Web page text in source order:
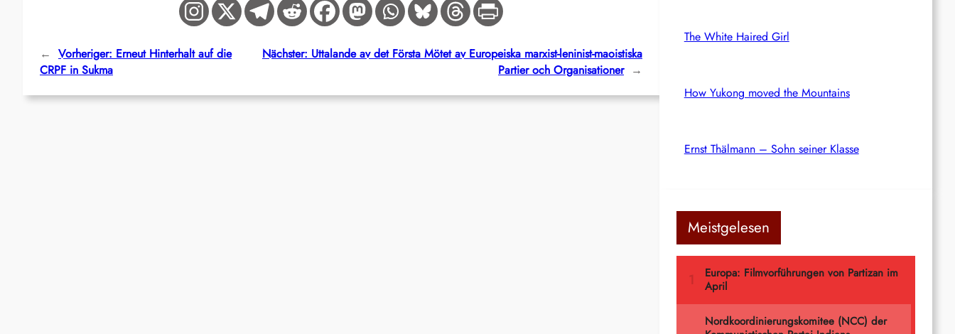
← Vorheriger: Erneut Hinterhalt auf die
CRPF in Sukma
Nächster: Uttalande av det Första Mötet av Europeiska marxist-leninist-maoistiska
Partier och Organisationer →
The White Haired Girl
How Yukong moved the Mountains
Ernst Thälmann – Sohn seiner Klasse
Meistgelesen